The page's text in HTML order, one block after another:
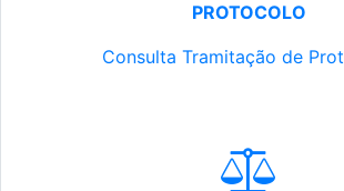
PROTOCOLO
Consulta Tramitação de